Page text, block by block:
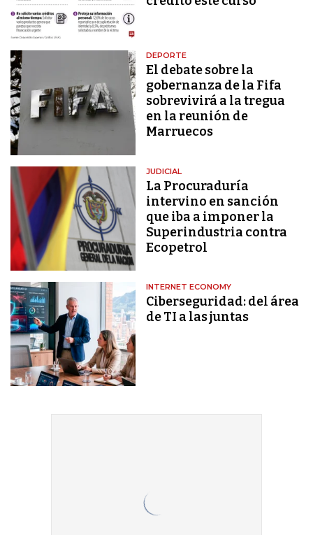
DEPORTE
El debate sobre la
gobernanza de la Fifa
sobrevivirá a la tregua
en la reunión de
Marruecos
JUDICIAL
La Procuraduría
intervino en sanción
que iba a imponer la
Superindustria contra
Ecopetrol
INTERNET ECONOMY
Ciberseguridad: del área
de TI a las juntas